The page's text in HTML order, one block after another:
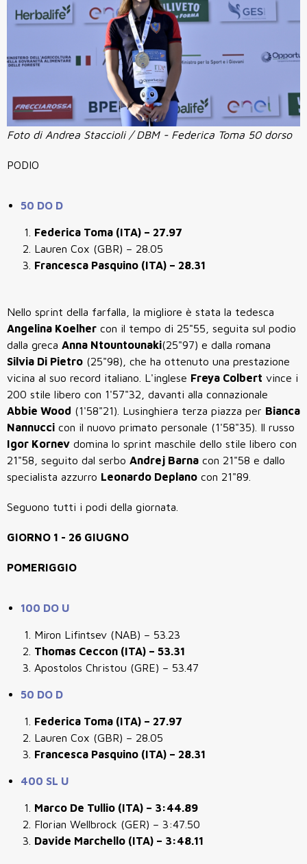
Foto di Andrea Staccioli / DBM - Federica Toma 50 dorso
PODIO
50 DO D
Federica Toma (ITA) – 27.97
Lauren Cox (GBR) – 28.05
Francesca Pasquino (ITA) – 28.31
Nello sprint della farfalla, la migliore è stata la tedesca
Angelina Koelher con il tempo di 25"55, seguita sul podio
dalla greca Anna Ntountounaki(25"97) e dalla romana
Silvia Di Pietro (25"98), che ha ottenuto una prestazione
vicina al suo record italiano. L'inglese Freya Colbert vince i
200 stile libero con 1'57"32, davanti alla connazionale
Abbie Wood (1'58"21). Lusinghiera terza piazza per Bianca
Nannucci con il nuovo primato personale (1'58"35). Il russo
Igor Kornev domina lo sprint maschile dello stile libero con
21"58, seguito dal serbo Andrej Barna con 21"58 e dallo
specialista azzurro Leonardo Deplano con 21"89.
Seguono tutti i podi della giornata.
GIORNO 1 - 26 GIUGNO
POMERIGGIO
100 DO U
Miron Lifintsev (NAB) – 53.23
Thomas Ceccon (ITA) – 53.31
Apostolos Christou (GRE) – 53.47
50 DO D
Federica Toma (ITA) – 27.97
Lauren Cox (GBR) – 28.05
Francesca Pasquino (ITA) – 28.31
400 SL U
Marco De Tullio (ITA) – 3:44.89
Florian Wellbrock (GER) – 3:47.50
Davide Marchello (ITA) – 3:48.11